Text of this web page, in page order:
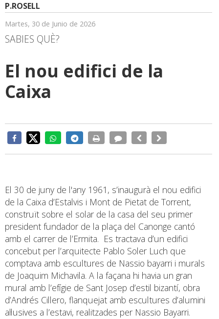
P.ROSELL
Martes, 30 de Junio de 2026
SABIES QUÈ?
El nou edifici de la
Caixa
El 30 de juny de l'any 1961, s’inaugurà el nou edifici
de la Caixa d’Estalvis i Mont de Pietat de Torrent,
construït sobre el solar de la casa del seu primer
president fundador de la plaça del Canonge cantó
amb el carrer de l’Ermita. Es tractava d’un edifici
concebut per l’arquitecte Pablo Soler Luch que
comptava amb escultures de Nassio bayarri i murals
de Joaquim Michavila. A la façana hi havia un gran
mural amb l’efígie de Sant Josep d’estil bizantí, obra
d’Andrés Cillero, flanquejat amb escultures d’alumini
al·lusives a l’estavi, realitzades per Nassio Bayarri.